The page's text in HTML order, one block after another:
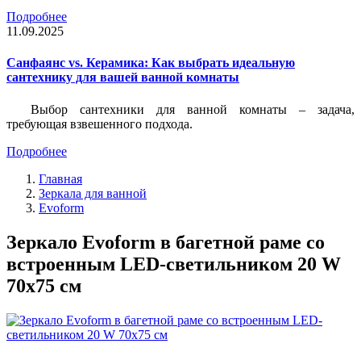
Подробнее
11.09.2025
Санфаянс vs. Керамика: Как выбрать идеальную
сантехнику для вашей ванной комнаты
Выбор сантехники для ванной комнаты – задача,
требующая взвешенного подхода.
Подробнее
Главная
Зеркала для ванной
Evoform
Зеркало Evoform в багетной раме со
встроенным LED-светильником 20 W
70x75 см